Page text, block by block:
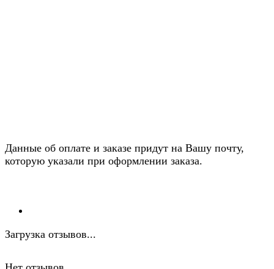
Данные об оплате и заказе придут на Вашу почту,
которую указали при оформлении заказа.
Загрузка отзывов...